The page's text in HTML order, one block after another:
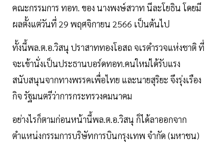
คณะกรรมการ ทอท. ของ นางพงษ์สวาท นีละโยธิน โดยมี
ผลตั้งแต่วันที่ 29 พฤศจิกายน 2566 เป็นต้นไป
ทั้งนี้พล.ต.อ.วิสนุ ปราสาททองโอสถ จเรตำรวจแห่งชาติ ที่
จะเข้านั่งเป็นประธานบอร์ดทอท.คนใหม่ได้รับแรง
สนับสนุนจากทางพรรคเพื่อไทย และนายสุริยะ จึงรุ่งเรือง
กิจ รัฐมนตรีว่าการกระทรวงคมนาคม
อย่างไรก็ตามก่อนหน้านี้พล.ต.อ.วิสนุ ก็ได้ลาออกจาก
ตำแหน่งกรรมการบริษัทการบินกรุงเทพ จำกัด (มหาชน)